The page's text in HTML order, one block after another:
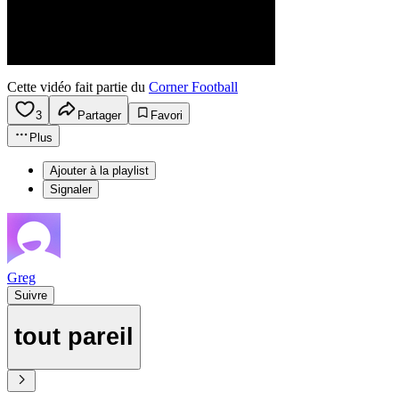
Cette vidéo fait partie du Corner Football
3 Partager
Favori
Plus
Ajouter à la playlist
Signaler
Greg
Suivre
tout pareil